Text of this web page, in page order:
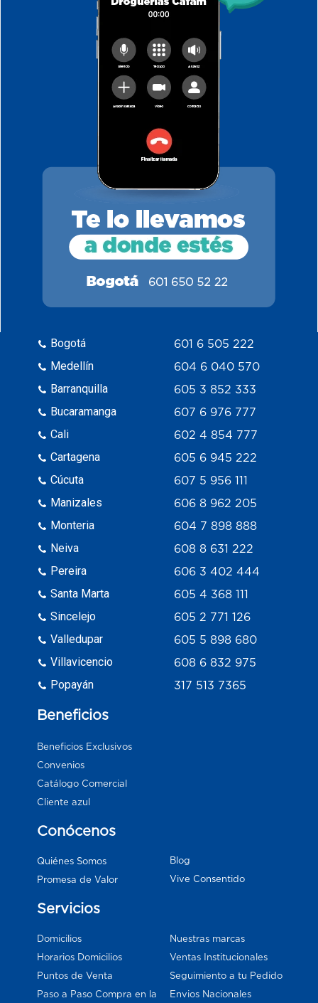
Bogotá
Medellín
Barranquilla
Bucaramanga
Cali
Cartagena
Cúcuta
Manizales
Monteria
Neiva
Pereira
Santa Marta
Sincelejo
Valledupar
Villavicencio
Popayán
601 6 505 222
604 6 040 570
605 3 852 333
607 6 976 777
602 4 854 777
605 6 945 222
607 5 956 111
606 8 962 205
604 7 898 888
608 8 631 222
606 3 402 444
605 4 368 111
605 2 771 126
605 5 898 680
608 6 832 975
317 513 7365
Beneficios
Beneficios Exclusivos
Convenios
Catálogo Comercial
Cliente azul
Conócenos
Quiénes Somos
Promesa de Valor
Blog
Vive Consentido
Servicios
Domicilios
Horarios Domicilios
Puntos de Venta
Paso a Paso Compra en la
Nuestras marcas
Ventas Institucionales
Seguimiento a tu Pedido
Envios Nacionales